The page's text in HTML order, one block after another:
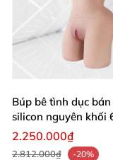
Búp bê tình dục
silicon nguyên khối
cấp giá rẻ
2.250.000₫
2.812.000₫
-20%